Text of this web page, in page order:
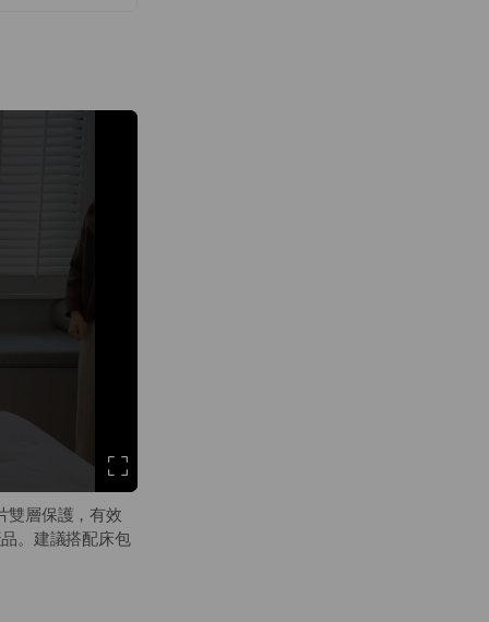
雙層保護，有效
。建議搭配床包